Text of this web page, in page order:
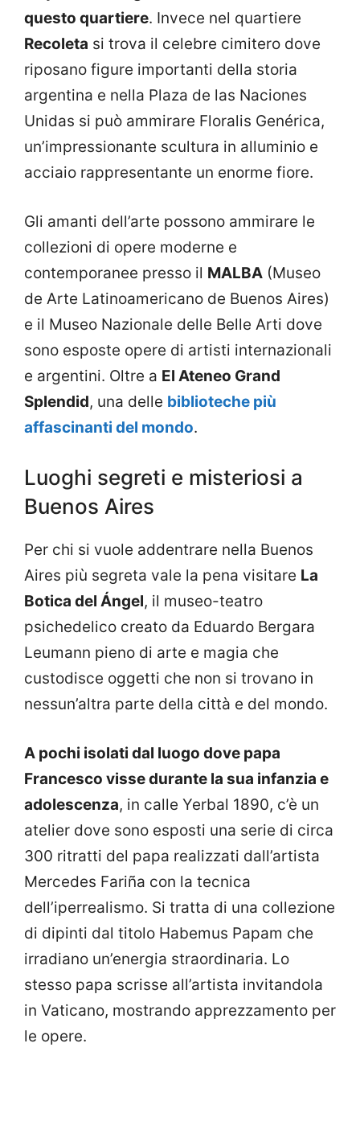
questo quartiere. Invece nel quartiere
Recoleta si trova il celebre cimitero dove
riposano figure importanti della storia
argentina e nella Plaza de las Naciones
Unidas si può ammirare Floralis Genérica,
un’impressionante scultura in alluminio e
acciaio rappresentante un enorme fiore.
Gli amanti dell’arte possono ammirare le
collezioni di opere moderne e
contemporanee presso il MALBA (Museo
de Arte Latinoamericano de Buenos Aires)
e il Museo Nazionale delle Belle Arti dove
sono esposte opere di artisti internazionali
e argentini. Oltre a El Ateneo Grand
Splendid, una delle biblioteche più
affascinanti del mondo.
Luoghi segreti e misteriosi a
Buenos Aires
Per chi si vuole addentrare nella Buenos
Aires più segreta vale la pena visitare La
Botica del Ángel, il museo-teatro
psichedelico creato da Eduardo Bergara
Leumann pieno di arte e magia che
custodisce oggetti che non si trovano in
nessun’altra parte della città e del mondo.
A pochi isolati dal luogo dove papa
Francesco visse durante la sua infanzia e
adolescenza, in calle Yerbal 1890, c’è un
atelier dove sono esposti una serie di circa
300 ritratti del papa realizzati dall’artista
Mercedes Fariña con la tecnica
dell’iperrealismo. Si tratta di una collezione
di dipinti dal titolo Habemus Papam che
irradiano un’energia straordinaria. Lo
stesso papa scrisse all’artista invitandola
in Vaticano, mostrando apprezzamento per
le opere.